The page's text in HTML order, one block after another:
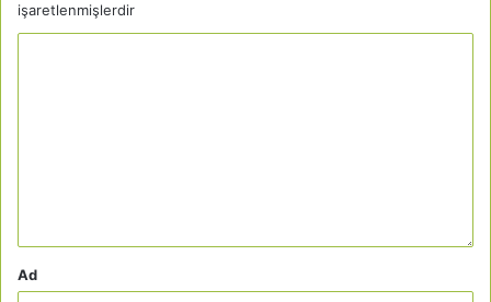
işaretlenmişlerdir
Ad